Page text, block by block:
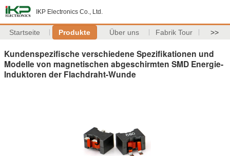
IKP Electronics Co., Ltd.
Startseite Produkte Über uns Fabrik Tour >>
Kundenspezifische verschiedene Spezifikationen und
Modelle von magnetischen abgeschirmten SMD Energie-
Induktoren der Flachdraht-Wunde